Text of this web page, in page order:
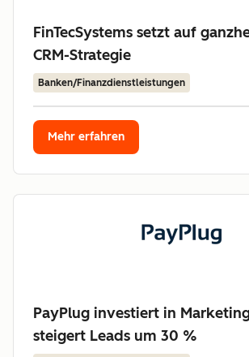
FinTecSystems setzt auf
CRM-Strategie
Banken/Finanzdienstleistungen
Mehr erfahren
PayPlug investiert in
steigert Leads um 30 %